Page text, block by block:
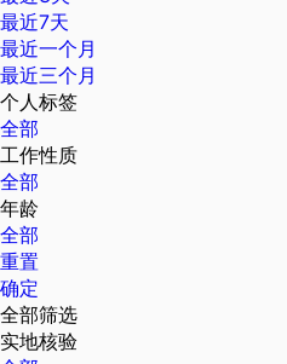
最近7天
最近一个月
最近三个月
个人标签
全部
工作性质
全部
年龄
全部
重置
确定
全部筛选
实地核验